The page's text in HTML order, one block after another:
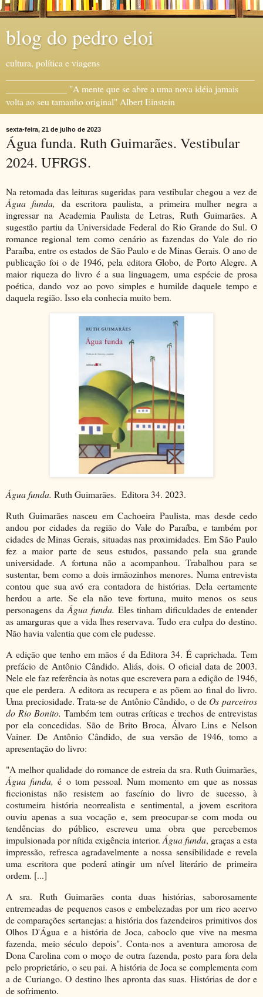
blog do pedro eloi
cultura, política e viagens
_____________ "A mente que se abre a uma nova idéia jamais
volta ao seu tamanho original" Albert Einstein
sexta-feira, 21 de julho de 2023
Água funda. Ruth Guimarães. Vestibular
2024. UFRGS.
Na retomada das leituras sugeridas para vestibular chegou a vez de
Água funda, da escritora paulista, a primeira mulher negra a
ingressar na Academia Paulista de Letras, Ruth Guimarães. A
sugestão partiu da Universidade Federal do Rio Grande do Sul. O
romance regional tem como cenário as fazendas do Vale do rio
Paraíba, entre os estados de São Paulo e de Minas Gerais. O ano de
publicação foi o de 1946, pela editora Globo, de Porto Alegre. A
maior riqueza do livro é a sua linguagem, uma espécie de prosa
poética, dando voz ao povo simples e humilde daquele tempo e
daquela região. Isso ela conhecia muito bem.
Água funda. Ruth Guimarães. Editora 34. 2023.
Ruth Guimarães nasceu em Cachoeira Paulista, mas desde cedo
andou por cidades da região do Vale do Paraíba, e também por
cidades de Minas Gerais, situadas nas proximidades. Em São Paulo
fez a maior parte de seus estudos, passando pela sua grande
universidade. A fortuna não a acompanhou. Trabalhou para se
sustentar, bem como a dois irmãozinhos menores. Numa entrevista
contou que sua avó era contadora de histórias. Dela certamente
herdou a arte. Se ela não teve fortuna, muito menos os seus
personagens daÁgua funda. Eles tinham dificuldades de entender
as amarguras que a vida lhes reservava. Tudo era culpa do destino.
Não havia valentia que com ele pudesse.
A edição que tenho em mãos é da Editora 34. É caprichada. Tem
prefácio de Antônio Cândido. Aliás, dois. O oficial data de 2003.
Nele ele faz referência às notas que escrevera para a edição de 1946,
que ele perdera. A editora as recupera e as põem ao final do livro.
Uma preciosidade. Trata-se de Antônio Cândido, o de Os parceiros
do Rio Bonito.Também tem outras críticas e trechos de entrevistas
por ela concedidas. São de Brito Broca, Álvaro Lins e Nelson
Vainer. De Antônio Cândido, de sua versão de 1946, tomo a
apresentação do livro:
"A melhor qualidade do romance de estreia da sra. Ruth Guimarães,
Água funda,é o tom pessoal. Num momento em que as nossas
ficcionistas não resistem ao fascínio do livro de sucesso, à
costumeira história neorrealista e sentimental, a jovem escritora
ouviu apenas a sua vocação e, sem preocupar-se com moda ou
tendências do público, escreveu uma obra que percebemos
impulsionada por nítida exigência interior. Água funda, graças a esta
impressão, refresca agradavelmente a nossa sensibilidade e revela
uma escritora que poderá atingir um nível literário de primeira
ordem. [...]
A sra. Ruth Guimarães conta duas histórias, saborosamente
entremeadas de pequenos casos e embelezadas por um rico acervo
de comparações sertanejas: a história dos fazendeiros primitivos dos
Olhos D'Água e a história de Joca, caboclo que vive na mesma
fazenda, meio século depois". Conta-nos a aventura amorosa de
Dona Carolina com o moço de outra fazenda, posto para fora dela
pelo proprietário, o seu pai. A história de Joca se complementa com
a de Curiango. O destino lhes apronta das suas. Histórias de dor e
de sofrimento.